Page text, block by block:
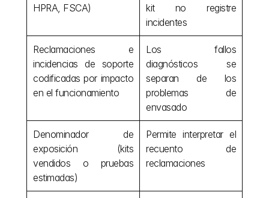
HPRA, FSCA)
kit no registre
incidentes
Reclamaciones e
incidencias de soporte
codificadas por impacto
en el funcionamiento
Los fallos
diagnósticos se
separan de los
problemas de
envasado
Denominador de
exposición (kits
vendidos o pruebas
estimadas)
Permite interpretar el
recuento de
reclamaciones